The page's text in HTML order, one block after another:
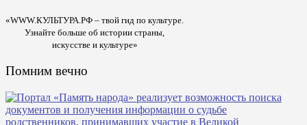
«WWW.КУЛЬТУРА.РФ – твой гид по культуре.
Узнайте больше об истории страны,
искусстве и культуре»
Помним вечно